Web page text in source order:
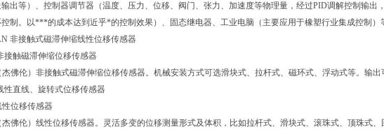
出等）、控制器调节器（温度、压力、位移、阀门、张力、加速度等物理量，经过PID调解控制输出
制。以***的成本达到近乎*的控制效果）、固态继电器、工业电脑（主要应用于橡塑行业集成控制）
非接触式磁滞伸缩线性位移传感器
接触磁滞伸缩位移传感器
杰佛伦）非接触式磁滞伸缩位移传感器。机械安装方式可选滑块式、拉杆式、磁环式、浮动式等。输
性直线、旋转式位移传感器
性位移传感器
佛伦）线性位移传感器。灵活多变的位移测量形式及体积，比如拉杆式、滑块式、滚珠式、顶珠式、